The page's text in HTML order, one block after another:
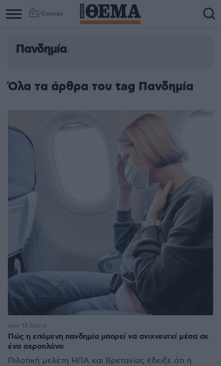
Games
Column
Column
Πανδημία
Όλα τα άρθρα του tag Πανδημία
Πώς η επόμενη πανδημία μπορεί να ανιχνευτεί μέσα σε
ένα αεροπλάνο
Πιλοτική μελέτη ΗΠΑ και Βρετανίας έδειξε ότι η
πριν 13 λεπτά